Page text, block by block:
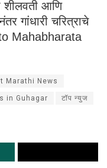
शीलवती आणि
गांधारी चरित्राचे
Mahabharata
Marathi News
in Guhagar टॉप न्युज